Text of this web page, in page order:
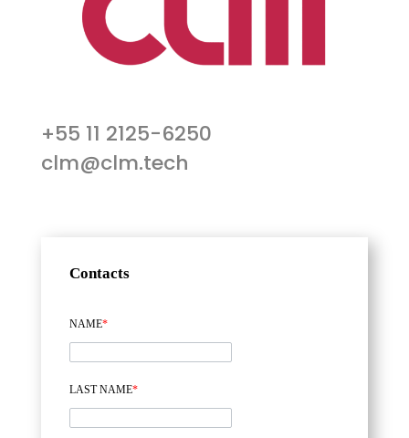
+55 11 2125-6250
clm@clm.tech
Contacts
NAME*
LAST NAME*